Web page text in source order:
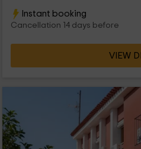
Instant booking
Cancellation 14 days before
VIEW